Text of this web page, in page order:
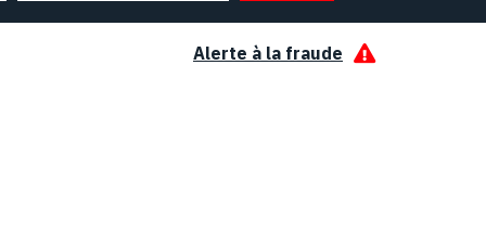
Alerte à la fraude